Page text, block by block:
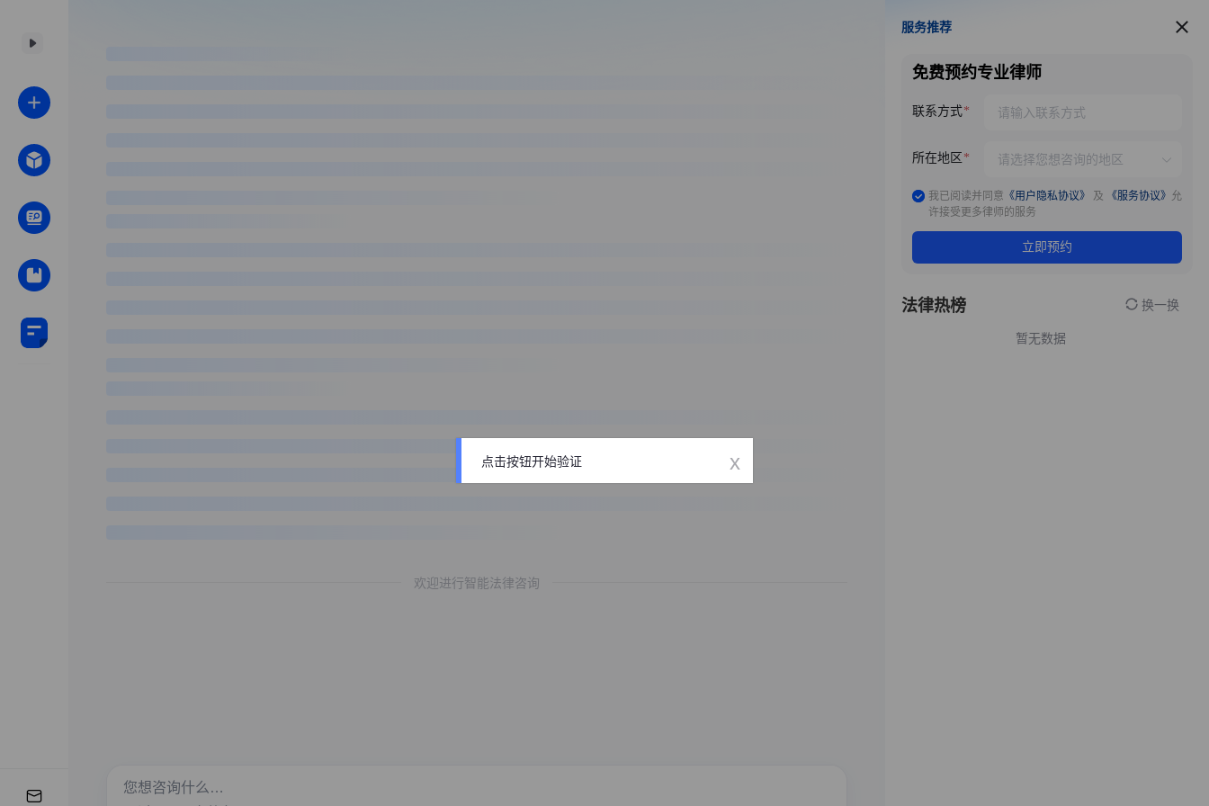
欢迎进行智能法律咨询
服务推荐
服务推荐
免费预约专业律师
联系方式
所在地区
我已阅读并同意 《用户隐私协议》 及 《服务协议》 允
许接受更多律师的服务
立即预约
法律热榜 换一换
暂无数据
点击按钮开始验证 x